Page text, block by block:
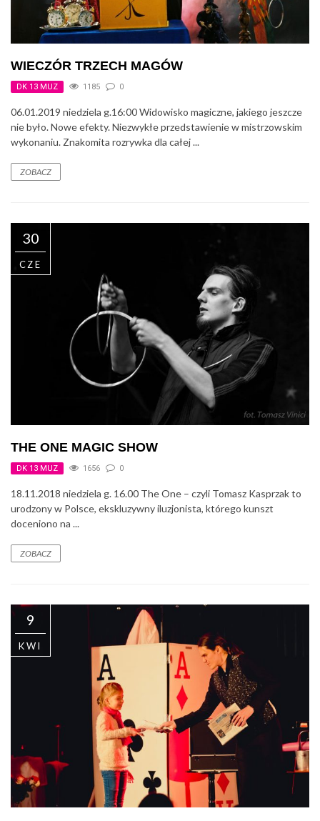
WIECZÓR TRZECH MAGÓW
DK 13 MUZ 1185 0
06.01.2019 niedziela g.16:00 Widowisko magiczne, jakiego jeszcze
nie było. Nowe efekty. Niezwykłe przedstawienie w mistrzowskim
wykonaniu. Znakomita rozrywka dla całej ...
ZOBACZ
30
CZE
THE ONE MAGIC SHOW
DK 13 MUZ 1656 0
18.11.2018 niedziela g. 16.00 The One – czyli Tomasz Kasprzak to
urodzony w Polsce, ekskluzywny iluzjonista, którego kunszt
doceniono na ...
ZOBACZ
9
KWI